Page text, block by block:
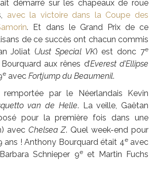
démarré sur les chapeaux de roue
avec la victoire dans la Coupe des
. Et dans le Grand Prix de ce
de ce succès ont chacun commis
Joliat (Just Special VK) est donc 7e
aux rênes d’Everest d’Ellipse
e avec Fortjump du Beaumenil.
remportée par le Néerlandais Kevin
van de Helle. La veille, Gaëtan
pour la première fois dans une
avec Chelsea Z. Quel week-end pour
ans ! Anthony Bourquard était 4eavec
Schnieper 9eet Martin Fuchs